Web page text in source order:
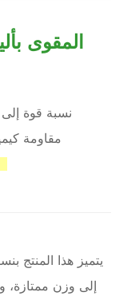
نسبة قوة
مقاومة
يتميز هذا المنتج
إلى وزن ممتازة،